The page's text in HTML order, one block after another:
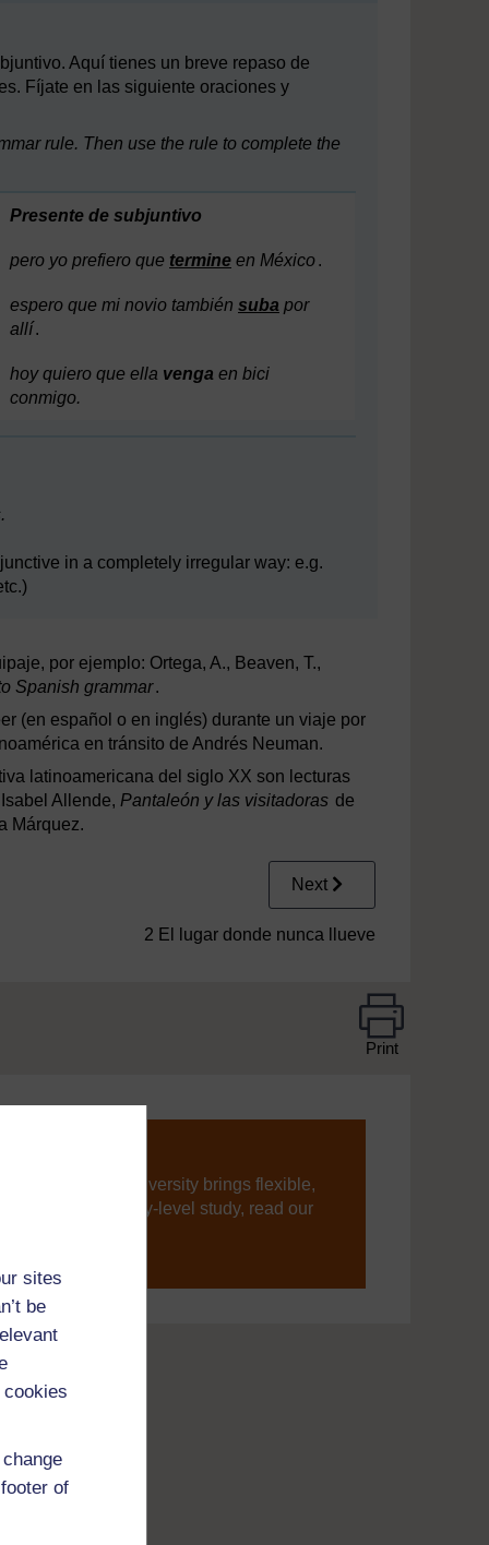
sites
be
of
Aquí tienes un breve repaso de
Fíjate en las siguiente oraciones y
rule. Then use the rule to complete the
Presente de subjuntivo
pero yo prefiero que termine en México.
espero que mi novio también suba por
allí.
hoy quiero que ella venga en bici
conmigo.
in a completely irregular way: e.g.
por ejemplo: Ortega, A., Beaven, T.,
Spanish grammar.
(en español o en inglés) durante un viaje por
en tránsito de Andrés Neuman.
latinoamericana del siglo XX son lecturas
Allende, Pantaleón y las visitadoras de
Márquez.
Next
2 El lugar donde nunca llueve
Print
The Open University brings flexible,
new to university-level study, read our